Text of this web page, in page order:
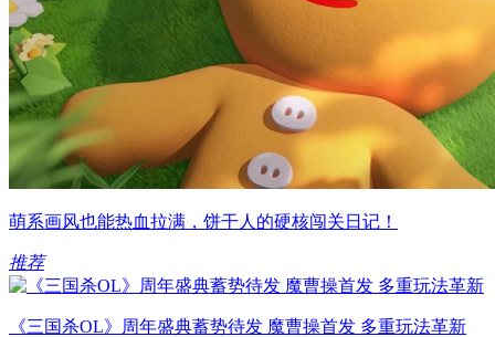
萌系画风也能热血拉满，饼干人的硬核闯关日记！
推荐
《三国杀OL》周年盛典蓄势待发 魔曹操首发 多重玩法革新